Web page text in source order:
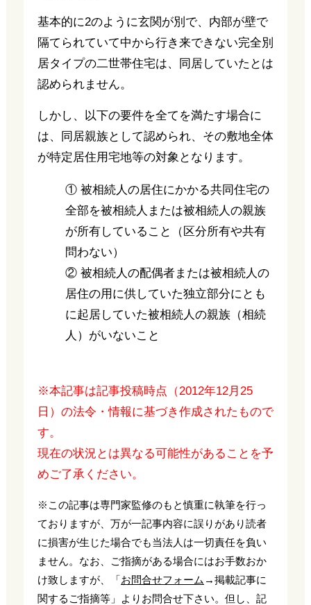
基本的に2のように玄関が別で、内部が壁で
隔てられていて中から行き来できない完全別
居タイプの二世帯住宅は、同居していたとは
認められません。
しかし、以下の要件を全てを満たす場合に
は、同居親族として認められ、その敷地全体
が特定居住用宅地等の対象となります。
① 被相続人の居住にかかる共同住宅の
全部を被相続人または被相続人の親族
が所有していること（区分所有や共有
問わない）
② 被相続人の配偶者または被相続人の
居住の用に供していた独立部分にとも
に起居していた被相続人の親族（相続
人）がいないこと
※本記事は記事投稿時点（2012年12月25
日）の法令・情報に基づき作成されたもので
す。
現在の状況とは異なる可能性があることを予
めご了承ください。
※この記事は専門家監修のもと慎重に執筆を行っ
ておりますが、万が一記事内容に誤りがあり読者
に損害が生じた場合でも当法人は一切責任を負い
ません。なお、ご指摘がある場合にはお手数おか
け致しますが、「お問合せフォーム →掲載記事に
関するご指摘等」よりお問合せ下さい。但し、記